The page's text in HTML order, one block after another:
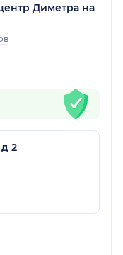
Диметра на
2